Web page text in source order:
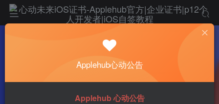
科技资讯
iPhone 15 Pro系列的价格将比前两代至少高
出100美元
2023-08-23 心动未来
Applehub心动公告
Applehub 心动公告